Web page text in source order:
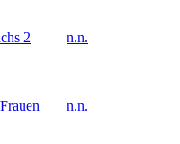
2 n.n.
n.n.